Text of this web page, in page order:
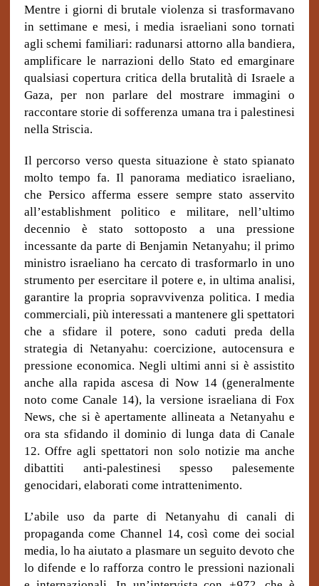
Mentre i giorni di brutale violenza si trasformavano
in settimane e mesi, i media israeliani sono tornati
agli schemi familiari: radunarsi attorno alla bandiera,
amplificare le narrazioni dello Stato ed emarginare
qualsiasi copertura critica della brutalità di Israele a
Gaza, per non parlare del mostrare immagini o
raccontare storie di sofferenza umana tra i palestinesi
nella Striscia.
Il percorso verso questa situazione è stato spianato
molto tempo fa. Il panorama mediatico israeliano,
che Persico afferma essere sempre stato asservito
all’establishment politico e militare, nell’ultimo
decennio è stato sottoposto a una pressione
incessante da parte di Benjamin Netanyahu; il primo
ministro israeliano ha cercato di trasformarlo in uno
strumento per esercitare il potere e, in ultima analisi,
garantire la propria sopravvivenza politica. I media
commerciali, più interessati a mantenere gli spettatori
che a sfidare il potere, sono caduti preda della
strategia di Netanyahu: coercizione, autocensura e
pressione economica. Negli ultimi anni si è assistito
anche alla rapida ascesa di Now 14 (generalmente
noto come Canale 14), la versione israeliana di Fox
News, che si è apertamente allineata a Netanyahu e
ora sta sfidando il dominio di lunga data di Canale
12. Offre agli spettatori non solo notizie ma anche
dibattiti anti-palestinesi spesso palesemente
genocidari, elaborati come intrattenimento.
L’abile uso da parte di Netanyahu di canali di
propaganda come Channel 14, così come dei social
media, lo ha aiutato a plasmare un seguito devoto che
lo difende e lo rafforza contro le pressioni nazionali